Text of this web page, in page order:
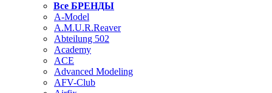
Все БРЕНДЫ
A-Model
A.M.U.R.Reaver
Abteilung 502
Academy
ACE
Advanced Modeling
AFV-Club